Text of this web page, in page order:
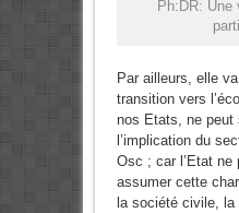
Ph:DR: Une
Par ailleurs, elle
transition vers
nos Etats, ne peut
l’implication du
Osc ; car l’Etat ne
assumer cette
la société civile,